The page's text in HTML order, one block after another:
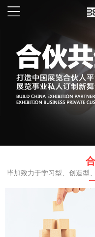
毕加致力于学习型、创造型